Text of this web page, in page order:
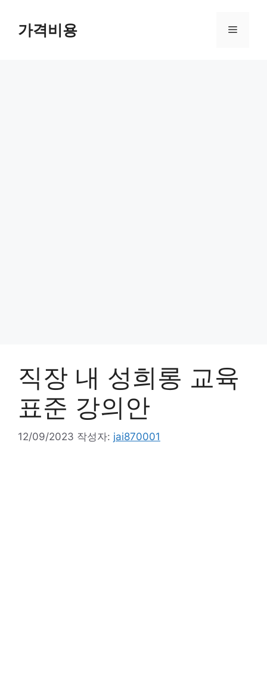
가격비용 메
직장 내 성희롱 교육
표준 강의안
12/09/2023 작성자: jai870001